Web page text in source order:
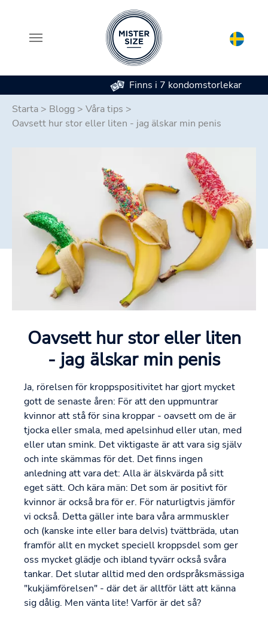
Finns i 7 kondomstorlekar
Starta > Blogg > Våra tips >
Oavsett hur stor eller liten - jag älskar min penis
Oavsett hur stor eller liten
- jag älskar min penis
Ja, rörelsen för kroppspositivitet har gjort mycket
gott de senaste åren: För att den uppmuntrar
kvinnor att stå för sina kroppar - oavsett om de är
tjocka eller smala, med apelsinhud eller utan, med
eller utan smink. Det viktigaste är att vara sig själv
och inte skämmas för det. Det finns ingen
anledning att vara det: Alla är älskvärda på sitt
eget sätt. Och kära män: Det som är positivt för
kvinnor är också bra för er. För naturligtvis jämför
vi också. Detta gäller inte bara våra armmuskler
och (kanske inte eller bara delvis) tvättbräda, utan
framför allt en mycket speciell kroppsdel som ger
oss mycket glädje och ibland tyvärr också svåra
tankar. Det slutar alltid med den ordspråksmässiga
"kukjämförelsen" - där det är alltför lätt att känna
sig dålig. Men vänta lite! Varför är det så?